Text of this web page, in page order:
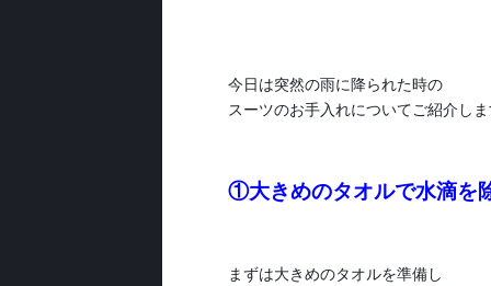
今日は突然の雨に降られた時の
スーツのお手入れについてご紹介し
①大きめのタオルで水滴を
まずは大きめのタオルを準備し